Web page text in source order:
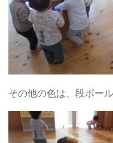
その他の色は、段ボー